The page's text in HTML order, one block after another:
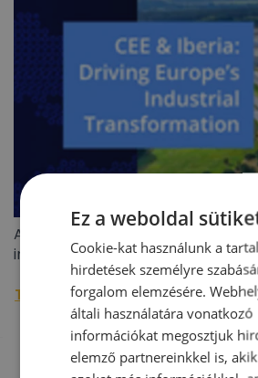
A BIEF 2026 második negyedéves
ingatlanoiaci jelentése
További raktárpiaci hírek »
Ez a weboldal
Cookie-kat használunk a
hirdetések személyre
forgalom elemzésére.
általi használatára vonatkozó
információkat megosztjuk
elemző partnereinkkel is,